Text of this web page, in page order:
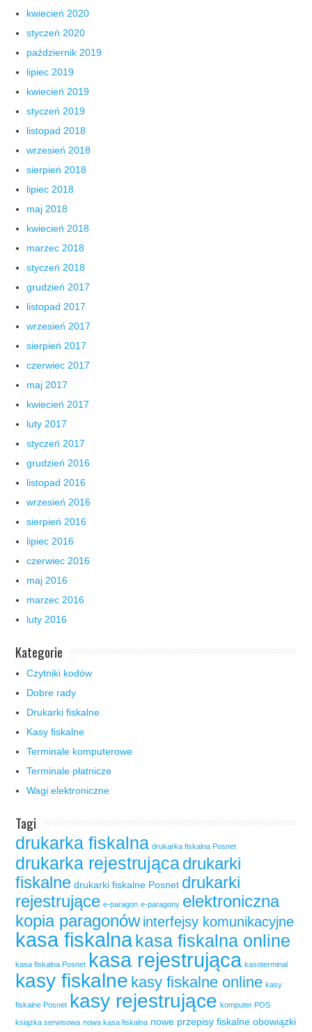
kwiecień 2020
styczeń 2020
październik 2019
lipiec 2019
kwiecień 2019
styczeń 2019
listopad 2018
wrzesień 2018
sierpień 2018
lipiec 2018
maj 2018
kwiecień 2018
marzec 2018
styczeń 2018
grudzień 2017
listopad 2017
wrzesień 2017
sierpień 2017
czerwiec 2017
maj 2017
kwiecień 2017
luty 2017
styczeń 2017
grudzień 2016
listopad 2016
wrzesień 2016
sierpień 2016
lipiec 2016
czerwiec 2016
maj 2016
marzec 2016
luty 2016
Kategorie
Czytniki kodów
Dobre rady
Drukarki fiskalne
Kasy fiskalne
Terminale komputerowe
Terminale płatnicze
Wagi elektroniczne
Tagi
drukarka fiskalna drukarka fiskalna Posnet
drukarka rejestrującadrukarki
fiskalne drukarki fiskalne Posnet drukarki
rejestrujące e-paragon e-paragony elektroniczna
kopia paragonów interfejsy komunikacyjne
kasa fiskalnakasa fiskalna online
kasa fiskalna Posnet kasa rejestrująca kasoterminal
kasy fiskalne kasy fiskalne online kasy
fiskalne Posnet kasy rejestrujące komputer POS
książka serwisowa nowa kasa fiskalna nowe przepisy fiskalne obowiązki